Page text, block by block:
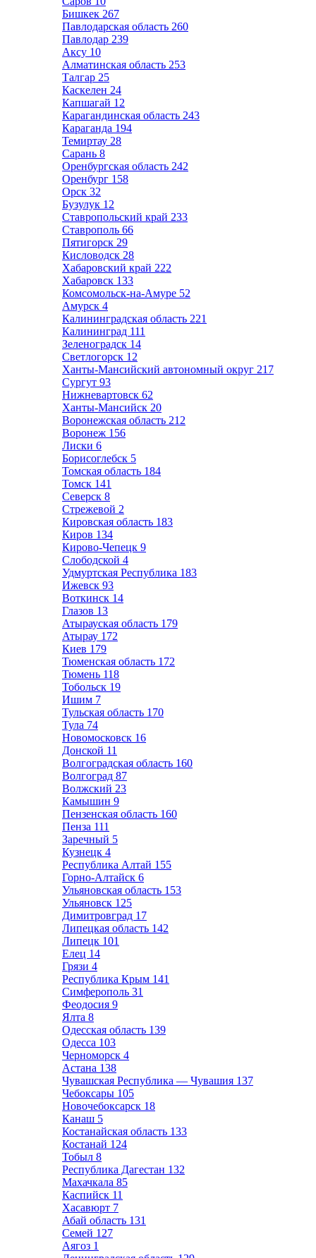
Бишкек 267
Павлодарская область 260
Павлодар 239
Аксу 10
Алматинская область 253
Талгар 25
Каскелен 24
Капшагай 12
Карагандинская область 243
Караганда 194
Темиртау 28
Сарань 8
Оренбургская область 242
Оренбург 158
Орск 32
Бузулук 12
Ставропольский край 233
Ставрополь 66
Пятигорск 29
Кисловодск 28
Хабаровский край 222
Хабаровск 133
Комсомольск-на-Амуре 52
Амурск 4
Калининградская область 221
Калининград 111
Зеленоградск 14
Светлогорск 12
Ханты-Мансийский автономный округ 217
Сургут 93
Нижневартовск 62
Ханты-Мансийск 20
Воронежская область 212
Воронеж 156
Лиски 6
Борисоглебск 5
Томская область 184
Томск 141
Северск 8
Стрежевой 2
Кировская область 183
Киров 134
Кирово-Чепецк 9
Слободской 4
Удмуртская Республика 183
Ижевск 93
Воткинск 14
Глазов 13
Атырауская область 179
Атырау 172
Киев 179
Тюменская область 172
Тюмень 118
Тобольск 19
Ишим 7
Тульская область 170
Тула 74
Новомосковск 16
Донской 11
Волгоградская область 160
Волгоград 87
Волжский 23
Камышин 9
Пензенская область 160
Пенза 111
Заречный 5
Кузнецк 4
Республика Алтай 155
Горно-Алтайск 6
Ульяновская область 153
Ульяновск 125
Димитровград 17
Липецкая область 142
Липецк 101
Елец 14
Грязи 4
Республика Крым 141
Симферополь 31
Феодосия 9
Ялта 8
Одесская область 139
Одесса 103
Черноморск 4
Астана 138
Чувашская Республика — Чувашия 137
Чебоксары 105
Новочебоксарск 18
Канаш 5
Костанайская область 133
Костанай 124
Тобыл 8
Республика Дагестан 132
Махачкала 85
Каспийск 11
Хасавюрт 7
Абай область 131
Семей 127
Аягоз 1